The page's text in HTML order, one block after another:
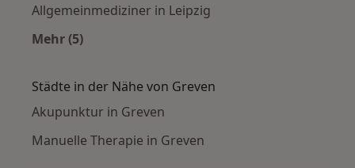
Allgemeinmediziner in Leipzig
Mehr (5)
Städte in der Nähe von Greven
Akupunktur in Greven
Manuelle Therapie in Greven